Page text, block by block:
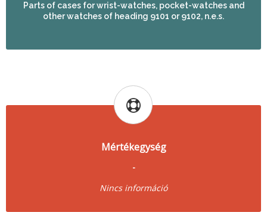
Parts of cases for wrist-watches, pocket-watches and
other watches of heading 9101 or 9102, n.e.s.
Mértékegység
-
Nincs információ